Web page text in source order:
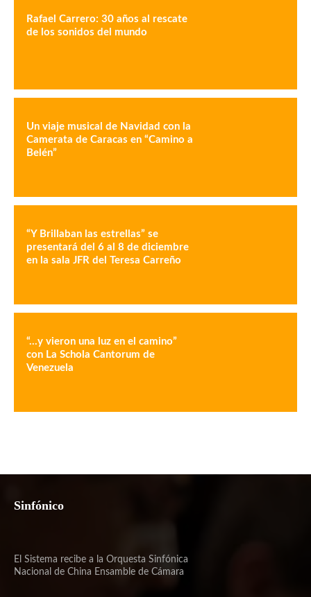
Rafael Carrero: 30 años al rescate
de los sonidos del mundo
Un viaje musical de Navidad con la
Camerata de Caracas en “Camino a
Belén”
“Y Brillaban las estrellas” se
presentará del 6 al 8 de diciembre
en la sala JFR del Teresa Carreño
“…y vieron una luz en el camino”
con La Schola Cantorum de
Venezuela
Sinfónico
El Sistema recibe a la Orquesta Sinfónica
Nacional de China Ensamble de Cámara